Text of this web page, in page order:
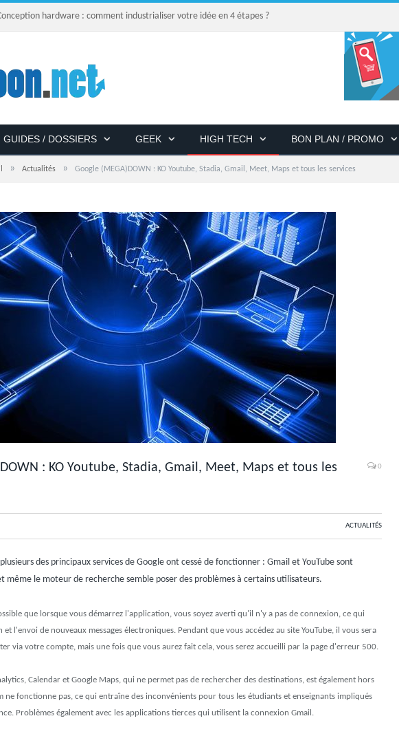
hardware : comment industrialiser votre idée en 4 étapes ?
GUIDES / DOSSIERS GEEK HIGH TECH BON PLAN / PROMO
» Actualités » Google (MEGA)DOWN : KO Youtube, Stadia, Gmail, Meet, Maps et tous les services
: KO Youtube, Stadia, Gmail, Meet, Maps et tous les
0
ACTUALITÉS
des principaux services de Google ont cessé de fonctionner : Gmail et YouTube sont
même le moteur de recherche semble poser des problèmes à certains utilisateurs.
que lorsque vous démarrez l'application, vous soyez averti qu'il n'y a pas de connexion, ce qui
l'envoi de nouveaux messages électroniques. Pendant que vous accédez au site YouTube, il vous sera
via votre compte, mais une fois que vous aurez fait cela, vous serez accueilli par la page d'erreur 500.
Calendar et Google Maps, qui ne permet pas de rechercher des destinations, est également hors
ne fonctionne pas, ce qui entraîne des inconvénients pour tous les étudiants et enseignants impliqués
Problèmes également avec les applications tierces qui utilisent la connexion Gmail.